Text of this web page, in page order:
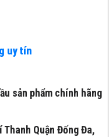
uy tín
sản phẩm chính hãng
Quận Đống Đa,